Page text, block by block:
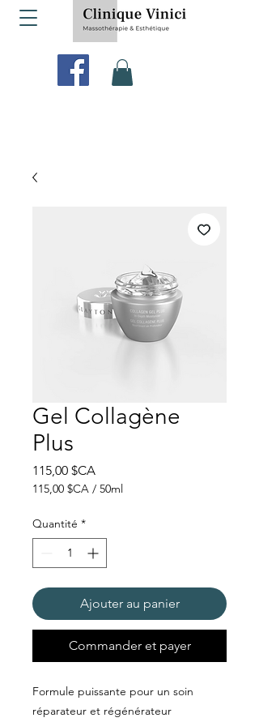
Gel Collagène
Plus
115,00 $CAPrix
115,00 $CA / 50ml
pour
50
Millilitres
Quantité *
Ajouter au panier
Commander et payer
Formule puissante pour un soin
réparateur et régénérateur